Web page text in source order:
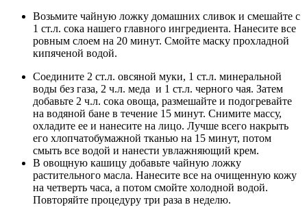
Возьмите чайную ложку домашних сливок и смешайте с
1 ст.л. сока нашего главного ингредиента. Нанесите все
ровным слоем на 20 минут. Смойте маску прохладной
кипяченой водой.
Соедините 2 ст.л. овсяной муки, 1 ст.л. минеральной
воды без газа, 2 ч.л. меда и 1 ст.л. черного чая. Затем
добавьте 2 ч.л. сока овоща, размешайте и подогревайте
на водяной бане в течение 15 минут. Снимите массу,
охладите ее и нанесите на лицо. Лучше всего накрыть
его хлопчатобумажной тканью на 15 минут, потом
смыть все водой и нанести увлажняющий крем.
В овощную кашицу добавьте чайную ложку
растительного масла. Нанесите все на очищенную кожу
на четверть часа, а потом смойте холодной водой.
Повторяйте процедуру три раза в неделю.